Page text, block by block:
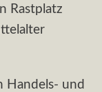
Rastplatz
Handels- und